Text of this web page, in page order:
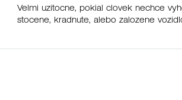
Velmi uzitocne, pokial clovek nechce
stocene, kradnute, alebo zalozene